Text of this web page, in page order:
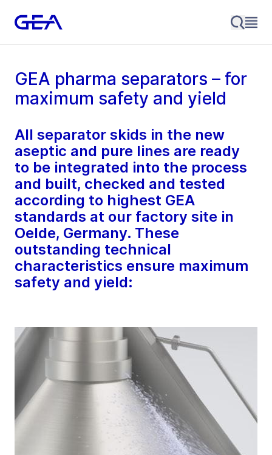
GEA pharma separators – for
maximum safety and yield
All separator skids in the new
aseptic and pure lines are ready
to be integrated into the process
and built, checked and tested
according to highest GEA
standards at our factory site in
Oelde, Germany. These
outstanding technical
characteristics ensure maximum
safety and yield: